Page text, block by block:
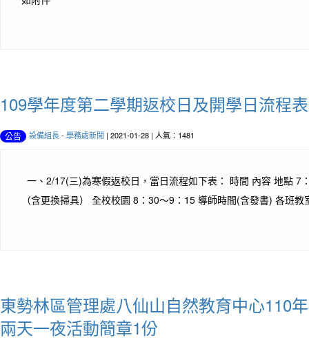
109學年度第二學期返校日及開學日流程表
公告 設備組長- 學務處新聞 | 2021-01-28 | 人氣：1481
一、2/17(三)為寒假返校日，當日流程如下表： 時間 內容 地點 7
（含更換掃具） 全校校園 8：30～9：15 導師時間(含發書) 各班
東勢林區管理處八仙山自然教育中心110
兩天一夜活動簡章1份